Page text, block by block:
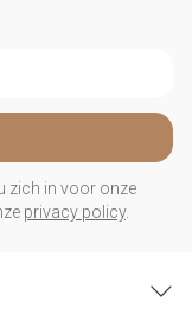
zich in voor onze
privacy policy.